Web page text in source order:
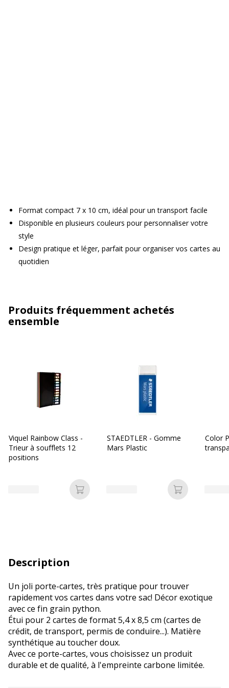
Format compact 7 x 10 cm, idéal pour un transport facile
Disponible en plusieurs couleurs pour personnaliser votre
style
Design pratique et léger, parfait pour organiser vos cartes au
quotidien
Produits fréquemment achetés
ensemble
Viquel Rainbow Class -
Trieur à soufflets 12
positions
Ajouter au panier
STAEDTLER - Gomme
Mars Plastic
Ajouter au
Color
Description
Un joli porte-cartes, très pratique pour trouver
rapidement vos cartes dans votre sac! Décor exotique
avec ce fin grain python.
Étui pour 2 cartes de format 5,4 x 8,5 cm (cartes de
crédit, de transport, permis de conduire...). Matière
synthétique au toucher doux.
Avec ce porte-cartes, vous choisissez un produit
durable et de qualité, à l'empreinte carbone limitée.